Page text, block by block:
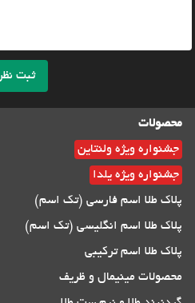
ثبت نظر
محصولات
جشنواره ویژه ولنتاین
جشنواره ویژه یلدا
پلاک طلا اسم فارسی (تک اسم)
پلاک طلا اسم انگلیسی (تک اسم)
پلاک طلا اسم ترکیبی
محصولات مینیمال و ظریف